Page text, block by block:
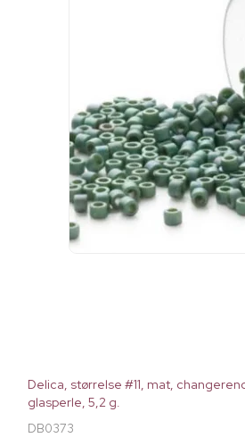
Delica, størrelse #11, mat,
glasperle, 5,2 g.
DB0373